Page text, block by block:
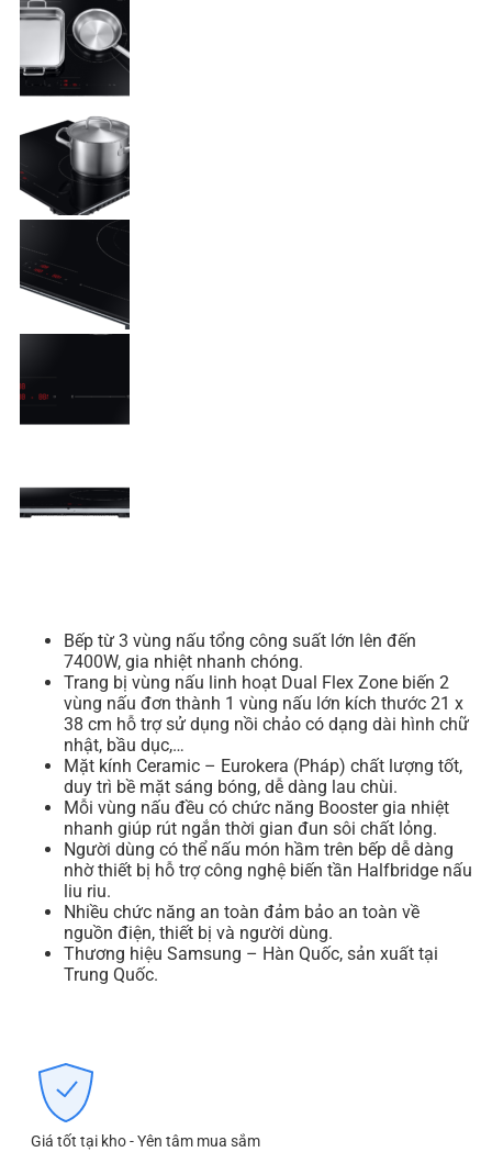
Bếp từ 3 vùng nấu tổng công suất lớn lên đến
7400W, gia nhiệt nhanh chóng.
Trang bị vùng nấu linh hoạt Dual Flex Zone biến 2
vùng nấu đơn thành 1 vùng nấu lớn kích thước 21 x
38 cm hỗ trợ sử dụng nồi chảo có dạng dài hình chữ
nhật, bầu dục,…
Mặt kính Ceramic – Eurokera (Pháp) chất lượng tốt,
duy trì bề mặt sáng bóng, dễ dàng lau chùi.
Mỗi vùng nấu đều có chức năng Booster gia nhiệt
nhanh giúp rút ngắn thời gian đun sôi chất lỏng.
Người dùng có thể nấu món hầm trên bếp dễ dàng
nhờ thiết bị hỗ trợ công nghệ biến tần Halfbridge nấu
liu riu.
Nhiều chức năng an toàn đảm bảo an toàn về
nguồn điện, thiết bị và người dùng.
Thương hiệu Samsung – Hàn Quốc, sản xuất tại
Trung Quốc.
Giá tốt tại kho - Yên tâm mua sắm